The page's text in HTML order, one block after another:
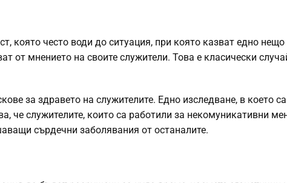
която често води до ситуация, при която казват едно
от мнението на своите служители. Това е класически
за здравето на служителите. Едно изследване, в което
че служителите, които са работили за некомуникативни
сърдечни заболявания от останалите.